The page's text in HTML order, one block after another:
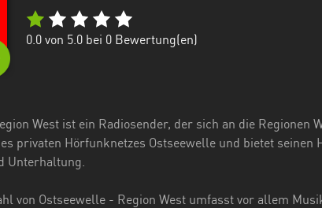
0.0von 5.0 bei 0Bewertung(en)
West ist ein Radiosender, der sich an die
privaten Hörfunknetzes Ostseewelle und bietet
Unterhaltung.
von Ostseewelle - Region West umfasst vor allem